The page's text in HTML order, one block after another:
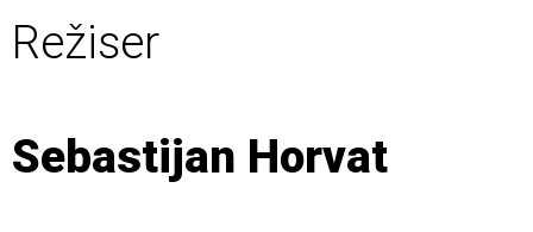
Režiser
Sebastijan Horvat